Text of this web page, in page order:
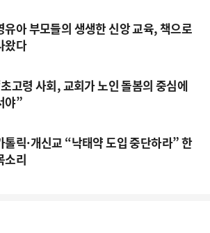
유아 부모들의 생생한 신앙 교육, 책으로
왔다
고령 사회, 교회가 노인 돌봄의 중심에
야”
톨릭·개신교 “낙태약 도입 중단하라” 한
소리